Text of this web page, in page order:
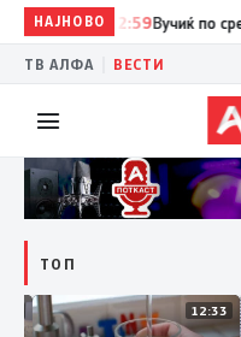
НАЈНОВО
12:59 Вучиќ по
ТВ АЛФА ВЕСТИ
ТОП
12:49